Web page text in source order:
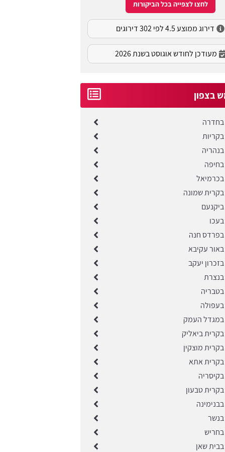
לחצו לצפייה בכל הביקורות
דירוג ממוצע 4.5 לפי 302 דירוגים
מעודכן לחודש אוגוסט בשנת 2026
בצפון
בחדרה
שמונה
חנה
עקיבא
יעקב
במגדל העמק
ביאליק
מוצקין
אתא
טבעון
שאן